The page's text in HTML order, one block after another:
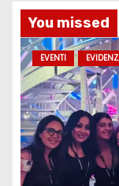
You missed
EVENTI